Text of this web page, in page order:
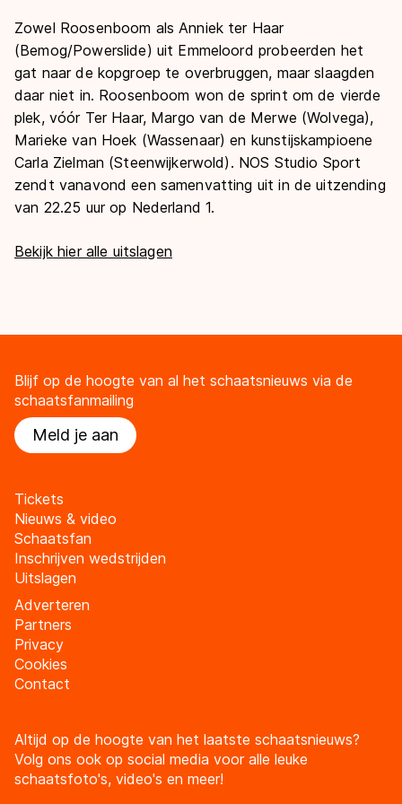
Zowel Roosenboom als Anniek ter Haar
(Bemog/Powerslide) uit Emmeloord probeerden het
gat naar de kopgroep te overbruggen, maar slaagden
daar niet in. Roosenboom won de sprint om de vierde
plek, vóór Ter Haar, Margo van de Merwe (Wolvega),
Marieke van Hoek (Wassenaar) en kunstijskampioene
Carla Zielman (Steenwijkerwold). NOS Studio Sport
zendt vanavond een samenvatting uit in de uitzending
van 22.25 uur op Nederland 1.
Bekijk hier alle uitslagen
Blijf op de hoogte van al het schaatsnieuws via de
schaatsfanmailing
Meld je aan
Tickets
Nieuws & video
Schaatsfan
Inschrijven wedstrijden
Uitslagen
Adverteren
Partners
Privacy
Cookies
Contact
Altijd op de hoogte van het laatste schaatsnieuws?
Volg ons ook op social media voor alle leuke
schaatsfoto's, video's en meer!